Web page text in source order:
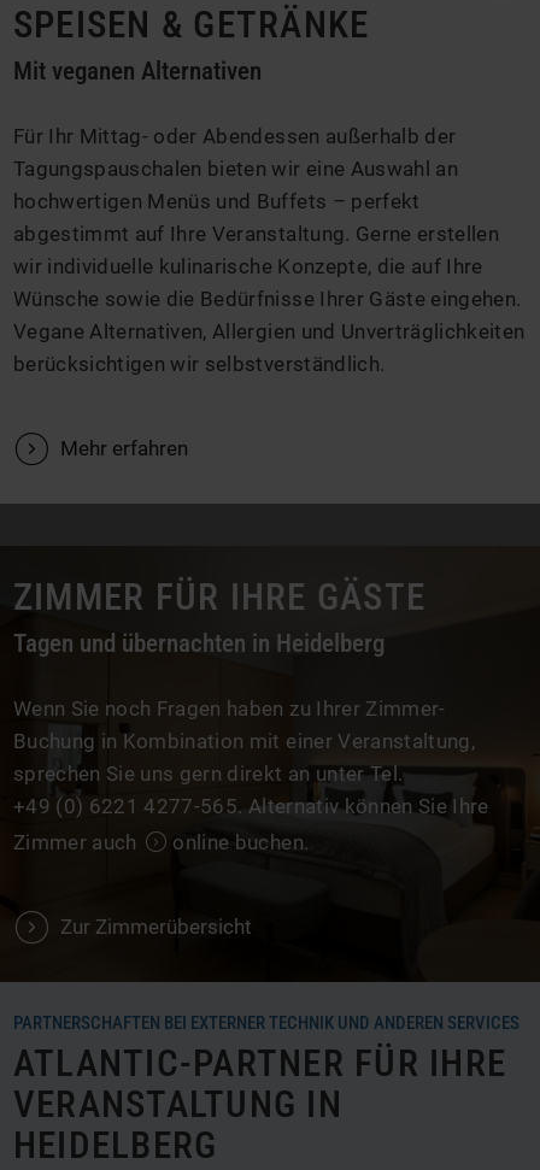
SPEISEN & GETRÄNKE
Mit veganen Alternativen
Für Ihr Mittag- oder Abendessen außerhalb der
Tagungspauschalen bieten wir eine Auswahl an
hochwertigen Menüs und Buffets – perfekt
abgestimmt auf Ihre Veranstaltung. Gerne erstellen
wir individuelle kulinarische Konzepte, die auf Ihre
Wünsche sowie die Bedürfnisse Ihrer Gäste eingehen.
Vegane Alternativen, Allergien und Unverträglichkeiten
berücksichtigen wir selbstverständlich.
V Mehr erfahren
ZIMMER FÜR IHRE GÄSTE
Tagen und übernachten in Heidelberg
Wenn Sie noch Fragen haben zu Ihrer Zimmer-
Buchung in Kombination mit einer Veranstaltung,
sprechen Sie uns gern direkt an unter Tel.
+49 (0) 6221 4277-565. Alternativ können Sie Ihre
Zimmer auch
online buchen.
V Zur Zimmerübersicht
PARTNERSCHAFTEN BEI EXTERNER TECHNIK UND ANDEREN SERVICES
ATLANTIC-PARTNER FÜR IHRE
VERANSTALTUNG IN
HEIDELBERG